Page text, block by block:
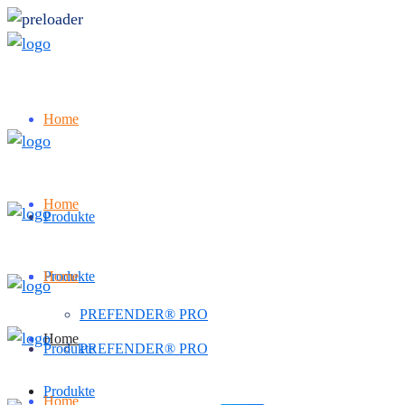
Home
Produkte
PREFENDER® PRO
Home
Produkte
PREFENDER® PRO
Home
Produkte
Home
Produkte
Home